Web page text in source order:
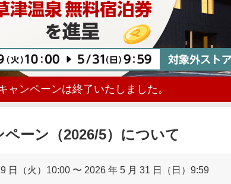
ャンペーンは終了いたしました。
ーン（2026/5）について
日（火）10:00 〜 2026 年 5 月 31 日（日）9:59